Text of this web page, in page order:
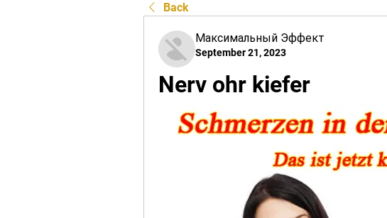
Back
Максимальный Эффект
September 21, 2023
Nerv ohr kiefer